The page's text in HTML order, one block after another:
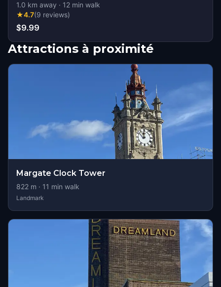
Margate
1.0 km away · 12 min walk
★4.7(9 reviews)
$9.99
Attractions à proximité
Margate Clock Tower
822 m · 11 min walk
Landmark